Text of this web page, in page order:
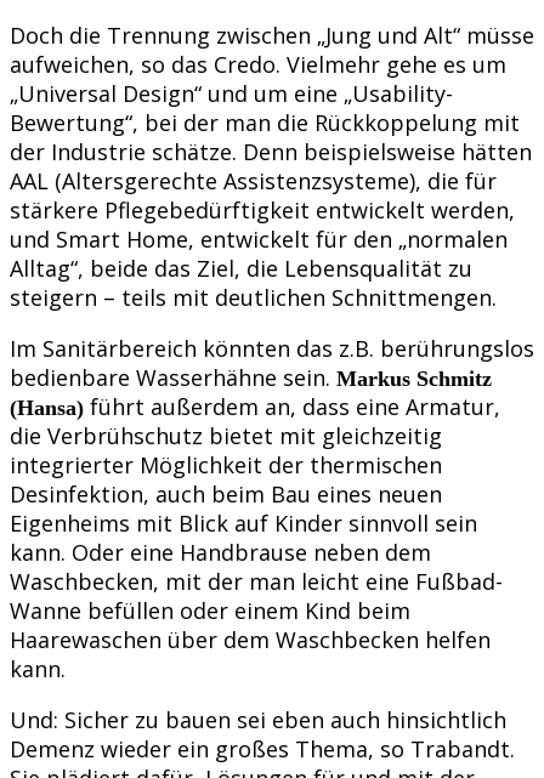
Doch die Trennung zwischen „Jung und Alt“ müsse
aufweichen, so das Credo. Vielmehr gehe es um
„Universal Design“ und um eine „Usability-
Bewertung“, bei der man die Rückkoppelung mit
der Industrie schätze. Denn beispielsweise hätten
AAL (Altersgerechte Assistenzsysteme), die für
stärkere Pflegebedürftigkeit entwickelt werden,
und Smart Home, entwickelt für den „normalen
Alltag“, beide das Ziel, die Lebensqualität zu
steigern – teils mit deutlichen Schnittmengen.
Im Sanitärbereich könnten das z.B. berührungslos
bedienbare Wasserhähne sein. Markus Schmitz
(Hansa) führt außerdem an, dass eine Armatur,
die Verbrühschutz bietet mit gleichzeitig
integrierter Möglichkeit der thermischen
Desinfektion, auch beim Bau eines neuen
Eigenheims mit Blick auf Kinder sinnvoll sein
kann. Oder eine Handbrause neben dem
Waschbecken, mit der man leicht eine Fußbad-
Wanne befüllen oder einem Kind beim
Haarewaschen über dem Waschbecken helfen
kann.
Und: Sicher zu bauen sei eben auch hinsichtlich
Demenz wieder ein großes Thema, so Trabandt.